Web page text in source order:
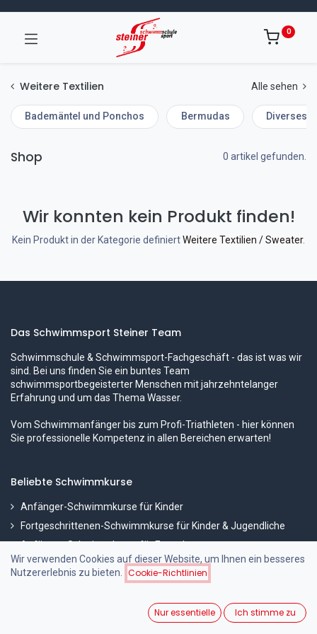
0
Weitere Textilien Alle sehen
Bademäntel und Ponchos Bermudas Diverses
Shop 0 artikel gefunden.
Wir konnten kein Produkt finden!
Kein Produkt in der Kategorie definiertWeitere Textilien / Sweater.
Das Schwimmsport Steiner Team
Schwimmschule & Schwimmsport-Fachgeschäft - das ist was wir
sind. Bei uns finden Sie ein buntes Team
schwimmsportbegeisterter Menschen mit jahrzehntelanger
Erfahrung und um das Thema Wasser.
Vom Schwimmanfänger bis zum Profi-Triathleten - hier können
Sie professionelle Kompetenz in allen Bereichen erwarten!
Beliebte Schwimmkurse
Anfänger-Schwimmkurse für Kinder
Fortgeschrittenen-Schwimmkurse für Kinder & Jugendliche
Anfänger-Schwimmkurse für Erwachsene
Kraulperfektion
Wir verwenden Cookies auf dieser Website, um Ihnen ein besseres
Nutzererlebnis zu bieten.
Cookie-Richtlinien
Nur essentielle Ich stimme zu